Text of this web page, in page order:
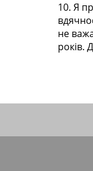
10. Я
не
років.